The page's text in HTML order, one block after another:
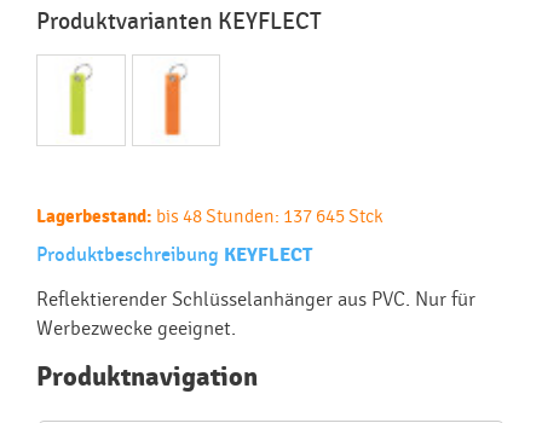
Produktvarianten KEYFLECT
Lagerbestand: bis 48 Stunden: 137 645 Stck
Produktbeschreibung KEYFLECT
Reflektierender Schlüsselanhänger aus PVC. Nur für
Werbezwecke geeignet.
Produktnavigation